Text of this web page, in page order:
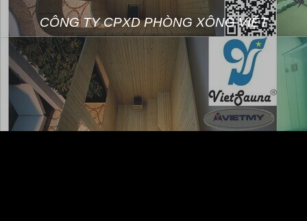
CÔNG TY CPXD PHÒNG XÔNG VIỆT